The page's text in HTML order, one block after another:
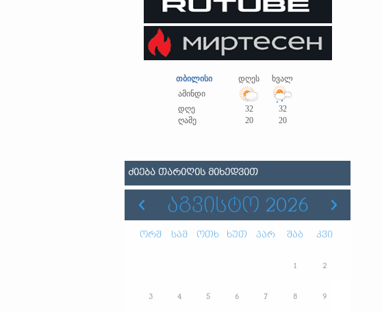
თბილისი დღეს
ხვალ
ამინდი
დღე
32
32
ღამე
20 20
ᲫᲘᲔᲑᲐ ᲗᲐᲠᲘᲦᲘᲡ ᲛᲘᲮᲔᲓᲕᲘᲗ
ᲐᲒᲕᲘᲡᲢᲝ 2026
ორშ სამ ოთხ ხუთ პარ შაბ კვი
1 2
3 4 5 6 7 8 9